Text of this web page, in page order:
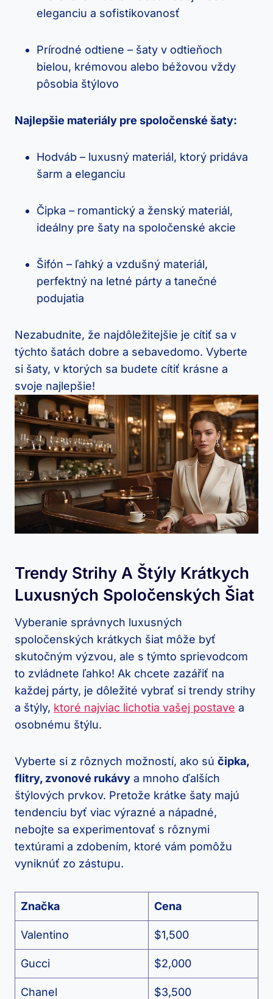
eleganciu a sofistikovanosť
Prírodné odtiene – šaty v odtieňoch
bielou, krémovou alebo béžovou vždy
pôsobia štýlovo
Najlepšie materiály pre spoločenské šaty:
Hodváb – luxusný materiál, ktorý pridáva
šarm a eleganciu
Čipka – romantický a ženský materiál,
ideálny pre šaty na spoločenské akcie
Šifón – ľahký a vzdušný materiál,
perfektný na letné párty a tanečné
podujatia
Nezabudnite, že najdôležitejšie je cítiť sa v
týchto šatách dobre a sebavedomo. Vyberte
si šaty, v ktorých sa budete cítiť krásne a
svoje najlepšie!
Trendy Strihy A Štýly Krátkych
Luxusných Spoločenských Šiat
Vyberanie správnych luxusných
spoločenských krátkych šiat môže byť
skutočným výzvou, ale s týmto sprievodcom
to zvládnete ľahko! Ak chcete zazářiť na
každej párty, je dôležité vybrať si trendy strihy
a štýly, ktoré najviac lichotia vašej postave a
osobnému štýlu.
Vyberte si z rôznych možností, ako sú čipka,
flitry, zvonové rukávy a mnoho ďalších
štýlových prvkov. Pretože krátke šaty majú
tendenciu byť viac výrazné a nápadné,
nebojte sa experimentovať s rôznymi
textúrami a zdobením, ktoré vám pomôžu
vyniknúť zo zástupu.
Značka Cena
Valentino $1,500
Gucci $2,000
Chanel $3,500